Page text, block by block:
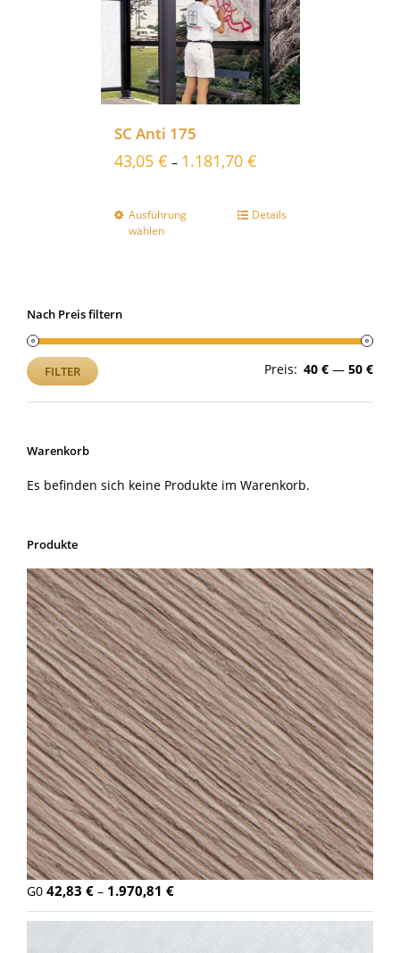
SC Anti 175
43,05 € – 1.181,70 €
Ausführung
wählen
Details
Nach Preis filtern
Min.
Max.
FILTER Preis: 40 € — 50 €
Warenkorb
Es befinden sich keine Produkte im Warenkorb.
Produkte
G0 42,83 € – 1.970,81 €